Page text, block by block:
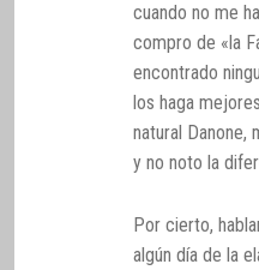
cuando no me
compro de «la
encontrado
los haga
natural Danone,
y no noto la
Por cierto,
algún día de la